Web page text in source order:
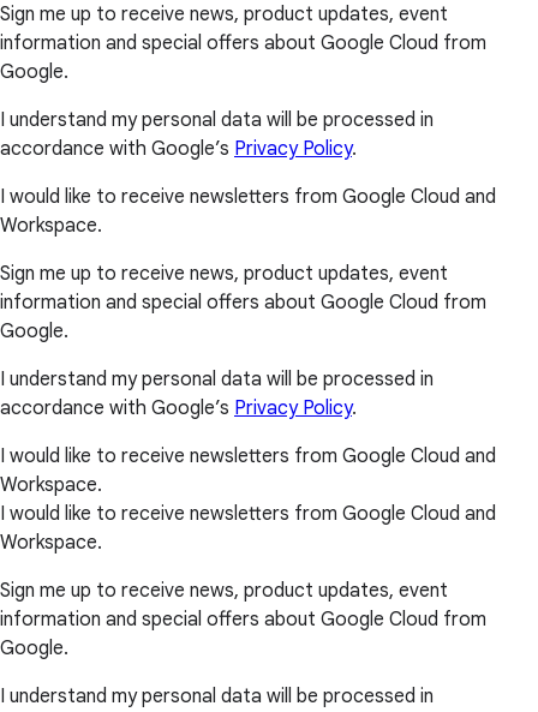
Sign me up to receive news, product updates, event
information and special offers about Google Cloud from
Google.
I understand my personal data will be processed in
accordance with Google’s Privacy Policy.
I would like to receive newsletters from Google Cloud and
Workspace.
Sign me up to receive news, product updates, event
information and special offers about Google Cloud from
Google.
I understand my personal data will be processed in
accordance with Google’s Privacy Policy.
I would like to receive newsletters from Google Cloud and
Workspace.
I would like to receive newsletters from Google Cloud and
Workspace.
Sign me up to receive news, product updates, event
information and special offers about Google Cloud from
Google.
I understand my personal data will be processed in